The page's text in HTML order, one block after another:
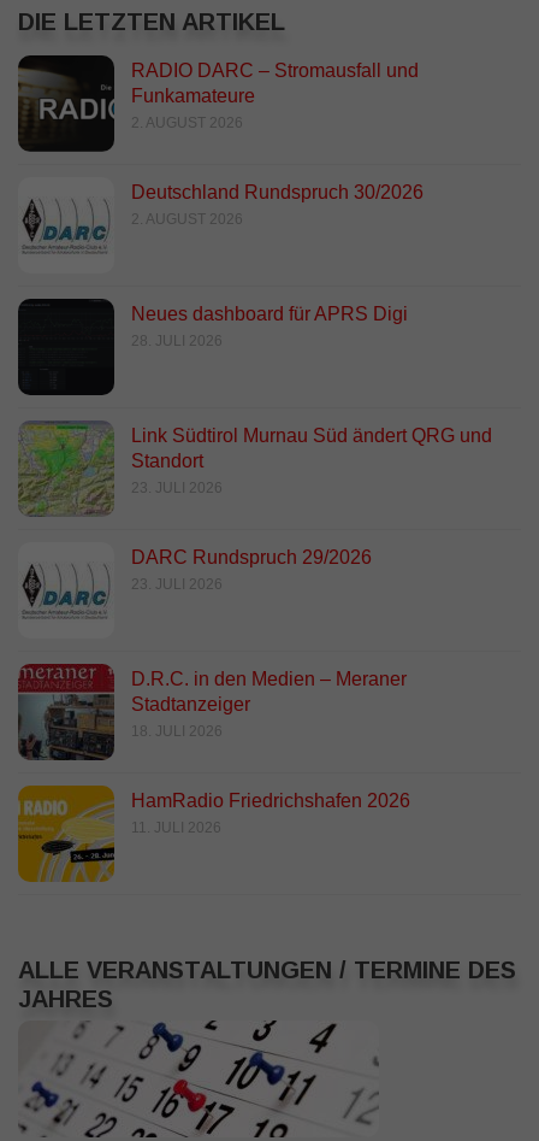
DIE LETZTEN ARTIKEL
RADIO DARC – Stromausfall und
Funkamateure
2. AUGUST 2026
Deutschland Rundspruch 30/2026
2. AUGUST 2026
Neues dashboard für APRS Digi
28. JULI 2026
Link Südtirol Murnau Süd ändert QRG und
Standort
23. JULI 2026
DARC Rundspruch 29/2026
23. JULI 2026
D.R.C. in den Medien – Meraner
Stadtanzeiger
18. JULI 2026
HamRadio Friedrichshafen 2026
11. JULI 2026
ALLE VERANSTALTUNGEN / TERMINE DES
JAHRES